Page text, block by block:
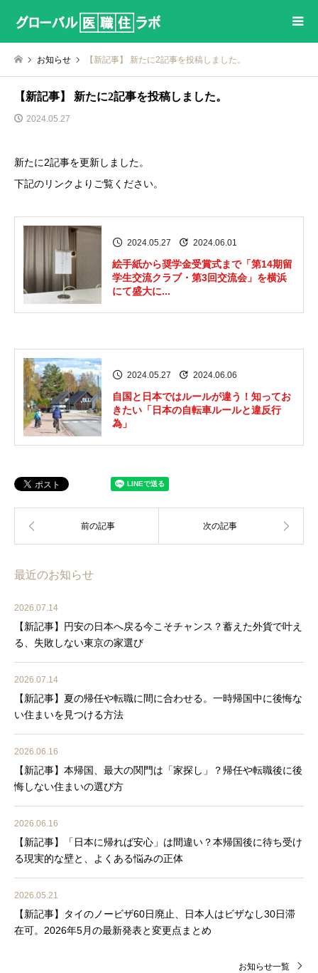
お知らせ 【新記事】 新たに2記事を投稿しました。
【新記事】 新たに2記事を投稿しました。
2024.05.27
新たに2記事を更新しました。
下記のリンクよりご覧ください。
2024.05.27 2024.06.01
絵手紙から奨学金受賞式まで「第14期留
学生交流クラブ・第3回交流会」を横浜
にて盛大に...
2024.05.27 2024.06.06
自国と日本ではルールが違う！知ってお
きたい「日本の自転車ルールと違反行
為」
最近のお知らせ
2026.07.14
【新記事】円安の日本へ戻る今こそチャンス？蓄えた外貨で叶え
る、失敗しない東京の家選び
2026.07.14
【新記事】夏の帰任や転職に間に合わせる。一時帰国中に後悔な
い住まいを見つける方法
2026.06.16
【新記事】本帰国、最大の関門は「家探し」？帰任や転職後に後
悔しない住まいの選び方
2026.06.16
【新記事】「日本に帰れば安心」は間違い？本帰国後に待ち受け
る現実的な壁と、よくある悩みの正体
2026.05.21
【新記事】タイのノービザ60日廃止、日本人はビザなし30日滞
在可。2026年5月の最新発表と変更点まとめ
お知らせ一覧